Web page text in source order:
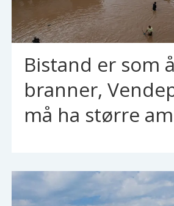
Bistand er som
branner,
må ha større